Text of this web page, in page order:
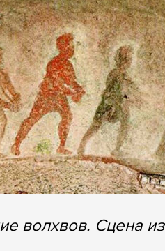
волхвов. Сцена